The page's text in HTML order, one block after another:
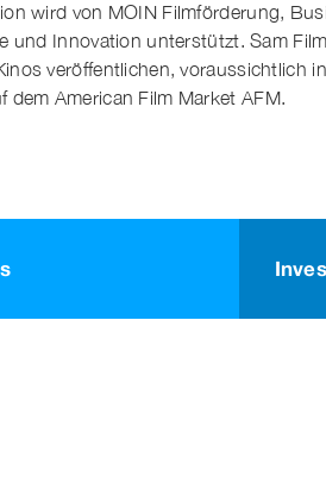
wird von MOIN Filmförderung,
und Innovation unterstützt. Sam
veröffentlichen, voraussichtlich
dem American Film Market AFM.